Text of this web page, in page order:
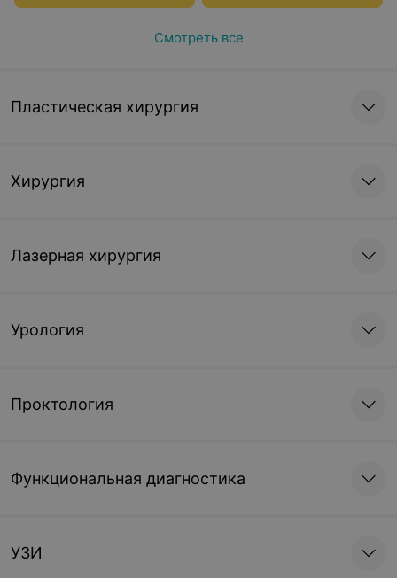
Смотреть все
Пластическая хирургия
Хирургия
Лазерная хирургия
Урология
Проктология
Функциональная диагностика
УЗИ